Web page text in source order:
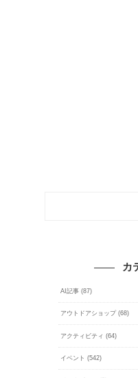
カ
AI記事 (87)
アウトドアショップ (68)
アクティビティ (64)
イベント (542)